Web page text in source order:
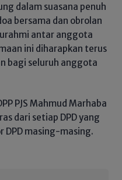
dalam suasana penuh
bersama dan obrolan
antar anggota
ini diharapkan terus
bagi seluruh anggota
PJS Mahmud Marhaba
dari setiap DPD yang
DPD masing-masing.